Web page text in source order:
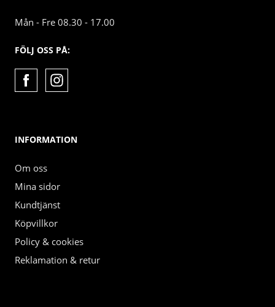
Mån - Fre 08.30 - 17.00
FÖLJ OSS PÅ:
INFORMATION
Om oss
Mina sidor
Kundtjänst
Köpvillkor
Policy & cookies
Reklamation & retur